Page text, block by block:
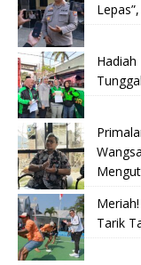
Hadiah
Tarik